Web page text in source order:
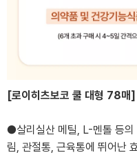
[로이히츠보코 쿨 대형 78매]
●살리실산 메틸, L-멘톨 등의
림, 관절통, 근육통에 뛰어난